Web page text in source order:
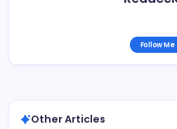
Follow Me
Other Articles